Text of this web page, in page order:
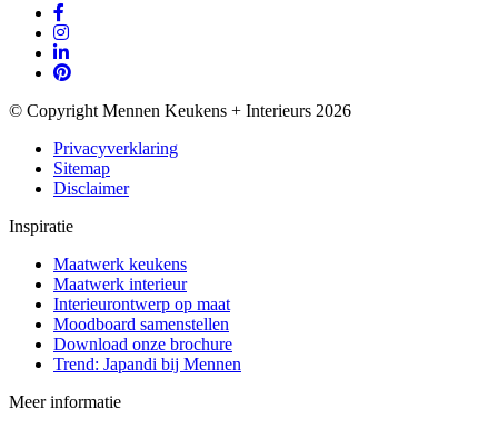
© Copyright Mennen Keukens + Interieurs 2026
Privacyverklaring
Sitemap
Disclaimer
Inspiratie
Maatwerk keukens
Maatwerk interieur
Interieurontwerp op maat
Moodboard samenstellen
Download onze brochure
Trend: Japandi bij Mennen
Meer informatie